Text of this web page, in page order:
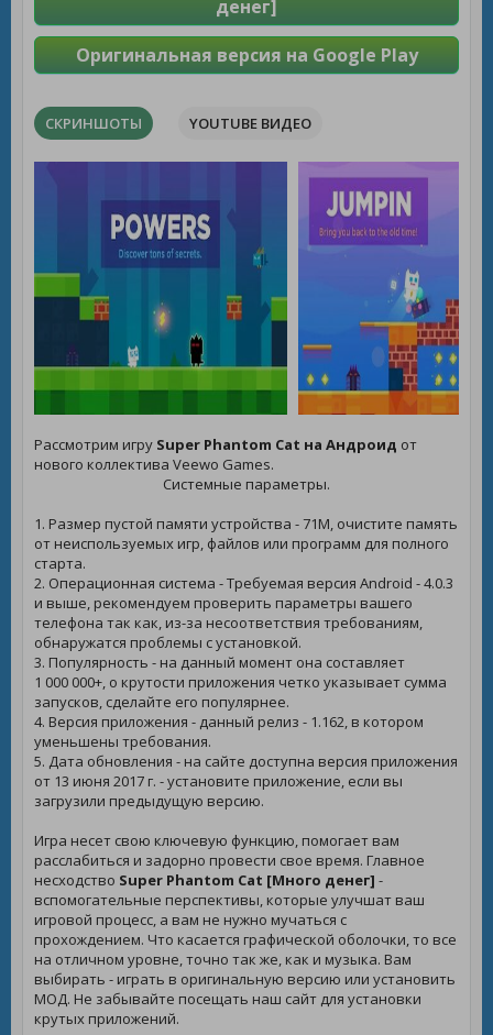
денег]
Оригинальная версия на Google Play
СКРИНШОТЫ YOUTUBE ВИДЕО
Рассмотрим игру Super Phantom Cat на Андроид от
нового коллектива Veewo Games.
Системные параметры.
1. Размер пустой памяти устройства - 71M, очистите память
от неиспользуемых игр, файлов или программ для полного
старта.
2. Операционная система - Требуемая версия Android - 4.0.3
и выше, рекомендуем проверить параметры вашего
телефона так как, из-за несоответствия требованиям,
обнаружатся проблемы с установкой.
3. Популярность - на данный момент она составляет
1 000 000+, о крутости приложения четко указывает сумма
запусков, сделайте его популярнее.
4. Версия приложения - данный релиз - 1.162, в котором
уменьшены требования.
5. Дата обновления - на сайте доступна версия приложения
от 13 июня 2017 г. - установите приложение, если вы
загрузили предыдущую версию.
Игра несет свою ключевую функцию, помогает вам
расслабиться и задорно провести свое время. Главное
несходство Super Phantom Cat [Много денег] -
вспомогательные перспективы, которые улучшат ваш
игровой процесс, а вам не нужно мучаться с
прохождением. Что касается графической оболочки, то все
на отличном уровне, точно так же, как и музыка. Вам
выбирать - играть в оригинальную версию или установить
МОД. Не забывайте посещать наш сайт для установки
крутых приложений.